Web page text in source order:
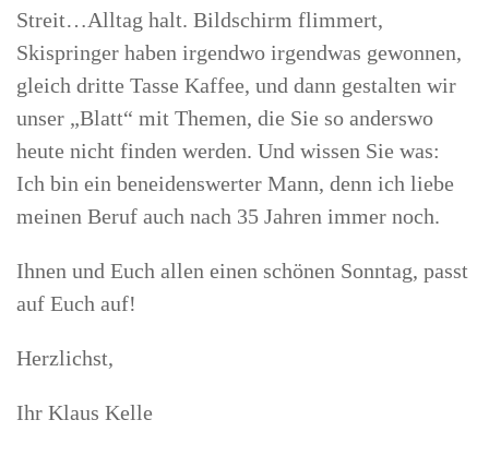
Streit…Alltag halt. Bildschirm flimmert,
Skispringer haben irgendwo irgendwas gewonnen,
gleich dritte Tasse Kaffee, und dann gestalten wir
unser „Blatt“ mit Themen, die Sie so anderswo
heute nicht finden werden. Und wissen Sie was:
Ich bin ein beneidenswerter Mann, denn ich liebe
meinen Beruf auch nach 35 Jahren immer noch.
Ihnen und Euch allen einen schönen Sonntag, passt
auf Euch auf!
Herzlichst,
Ihr Klaus Kelle